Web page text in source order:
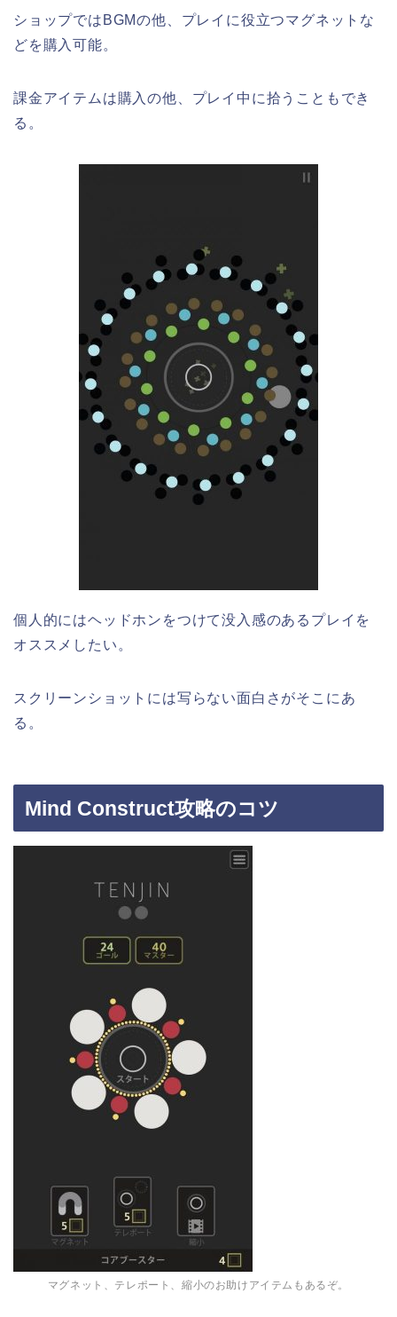
ショップではBGMの他、プレイに役立つマグネットな
どを購入可能。
課金アイテムは購入の他、プレイ中に拾うこともでき
る。
個人的にはヘッドホンをつけて没入感のあるプレイを
オススメしたい。
スクリーンショットには写らない面白さがそこにあ
る。
Mind Construct攻略のコツ
マグネット、テレポート、縮小のお助けアイテムもあるぞ。